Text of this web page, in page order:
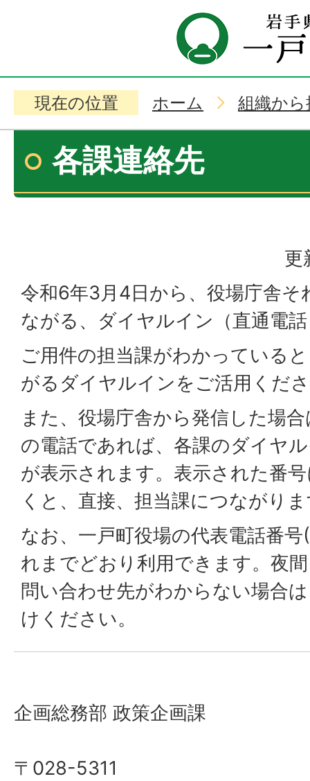
現在の位置 ホーム 組織か
各課連絡先
更
令和6年3月4日から、役場庁舎
ながる、ダイヤルイン（直通電
ご用件の担当課がわかっている
がるダイヤルインをご活用くだ
また、役場庁舎から発信した場
の電話であれば、各課のダイヤ
が表示されます。表示された番
くと、直接、担当課につながり
なお、一戸町役場の代表電話番
れまでどおり利用できます。夜
問い合わせ先がわからない場合
けください。
企画総務部 政策企画課
〒028-5311